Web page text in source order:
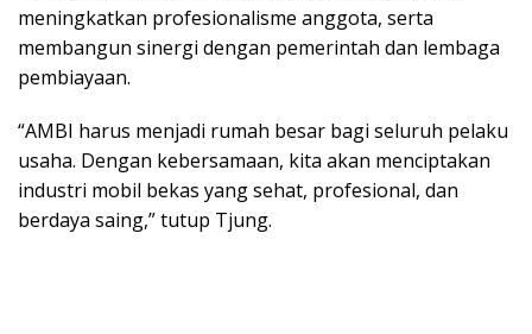
meningkatkan profesionalisme anggota, serta
membangun sinergi dengan pemerintah dan lembaga
pembiayaan.
“AMBI harus menjadi rumah besar bagi seluruh pelaku
usaha. Dengan kebersamaan, kita akan menciptakan
industri mobil bekas yang sehat, profesional, dan
berdaya saing,” tutup Tjung.